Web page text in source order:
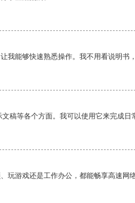
我能够快速熟悉操作。我不用看说明书
稿等各个方面。我可以使用它来完成日
游戏还是工作办公，都能畅享高速网